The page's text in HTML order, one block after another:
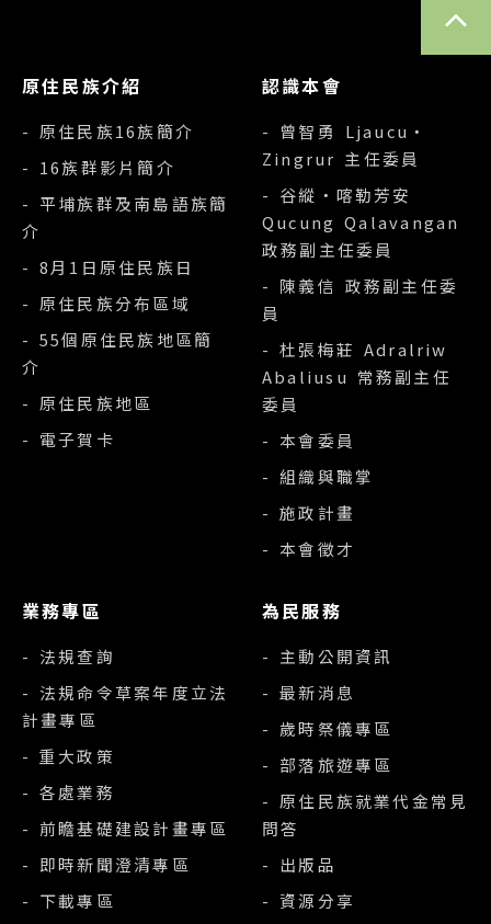
原住民族介紹
- 原住民族16族簡介
- 16族群影片簡介
- 平埔族群及南島語族簡
介
- 8月1日原住民族日
- 原住民族分布區域
- 55個原住民族地區簡
介
- 原住民族地區
- 電子賀卡
認識本會
- 曾智勇 Ljaucu‧
Zingrur 主任委員
- 谷縱‧喀勒芳安
Qucung Qalavangan
政務副主任委員
- 陳義信 政務副主任委
員
- 杜張梅莊 Adralriw
Abaliusu 常務副主任
委員
- 本會委員
- 組織與職掌
- 施政計畫
- 本會徵才
業務專區
- 法規查詢
- 法規命令草案年度立法
計畫專區
- 重大政策
- 各處業務
- 前瞻基礎建設計畫專區
- 即時新聞澄清專區
- 下載專區
為民服務
- 主動公開資訊
- 最新消息
- 歲時祭儀專區
- 部落旅遊專區
- 原住民族就業代金常見
問答
- 出版品
- 資源分享